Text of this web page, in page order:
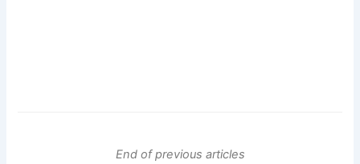
End of previous articles